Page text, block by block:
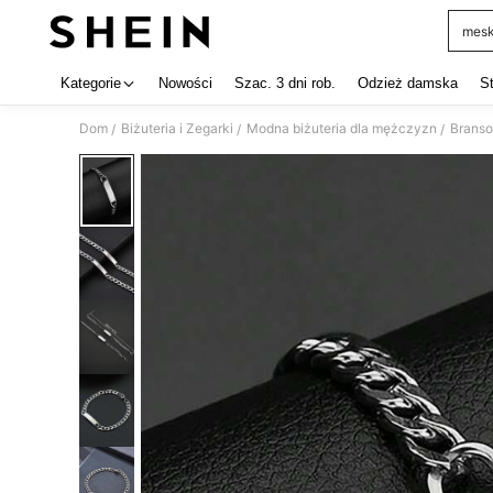
Kategorie Nowości Szac. 3 dni rob. Odzież damska
Dom / Biżuteria i Zegarki / Modna biżuteria dla mężczyzn /